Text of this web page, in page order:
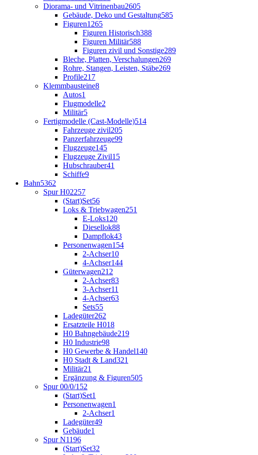
Diorama- und Vitrinenbau2605
Gebäude, Deko und Gestaltung585
Figuren1265
Figuren Historisch388
Figuren Militär588
Figuren zivil und Sonstige289
Bleche, Platten, Verschalungen269
Rohre, Stangen, Leisten, Stäbe269
Profile217
Klemmbausteine8
Autos1
Flugmodelle2
Militär5
Fertigmodelle (Cast-Modelle)514
Fahrzeuge zivil205
Panzerfahrzeuge99
Flugzeuge145
Flugzeuge Zivil15
Hubschrauber41
Schiffe9
Bahn5362
Spur H02257
(Start)Set56
Loks & Triebwagen251
E-Loks120
Diesellok88
Dampflok43
Personenwagen154
2-Achser10
4-Achser144
Güterwagen212
2-Achser83
3-Achser11
4-Achser63
Sets55
Ladegüter262
Ersatzteile H018
H0 Bahngebäude219
H0 Industrie98
H0 Gewerbe & Handel140
H0 Stadt & Land321
Militär21
Ergänzung & Figuren505
Spur 00/0/1 52
(Start)Set1
Personenwagen1
2-Achser1
Ladegüter49
Gebäude1
Spur N1196
(Start)Set32